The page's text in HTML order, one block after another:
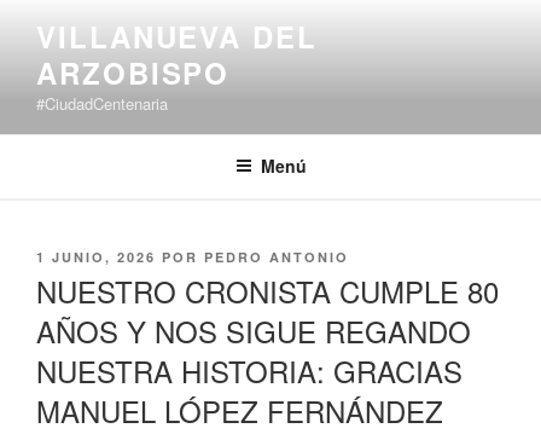
contenido
VILLANUEVA DEL
ARZOBISPO
#CiudadCentenaria
Menú
PUBLICADO
1 JUNIO, 2026 POR PEDRO ANTONIO
NUESTRO CRONISTA CUMPLE 80
AÑOS Y NOS SIGUE REGANDO
NUESTRA HISTORIA: GRACIAS
MANUEL LÓPEZ FERNÁNDEZ